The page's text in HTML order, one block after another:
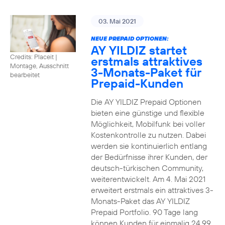
Credits: Placeit |
Montage, Ausschnitt
bearbeitet
03. Mai 2021
NEUE PREPAID OPTIONEN:
AY YILDIZ startet
erstmals attraktives
3-Monats-Paket für
Prepaid-Kunden
Die AY YILDIZ Prepaid Optionen
bieten eine günstige und flexible
Möglichkeit, Mobilfunk bei voller
Kostenkontrolle zu nutzen. Dabei
werden sie kontinuierlich entlang
der Bedürfnisse ihrer Kunden, der
deutsch-türkischen Community,
weiterentwickelt. Am 4. Mai 2021
erweitert erstmals ein attraktives 3-
Monats-Paket das AY YILDIZ
Prepaid Portfolio. 90 Tage lang
können Kunden für einmalig 24,99